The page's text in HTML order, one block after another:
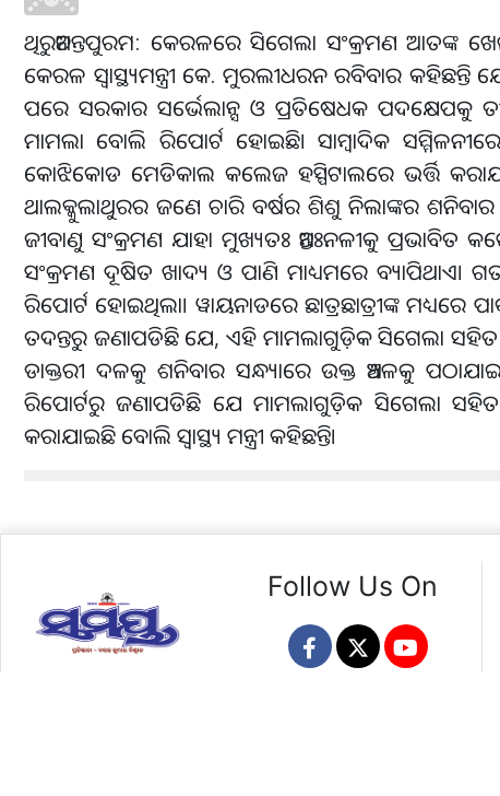
ଥିରୁଅନନ୍ତପୁରମ: କେରଳରେ ସିଗେଲା ସଂକ୍ରମଣ ଆତଙ୍କ
କେରଳ ସ୍ୱାସ୍ଥ୍ୟମନ୍ତ୍ରୀ କେ. ମୁରଲୀଧରନ ରବିବାର
ପରେ ସରକାର ସର୍ଭେଲାନ୍ସ ଓ ପ୍ରତିଷେଧକ ପଦକ୍ଷେପକୁ
ମାମଲା ବୋଲି ରିପୋର୍ଟ ହୋଇଛି। ସାମ୍ବାଦିକ
କୋଝିକୋଡ ମେଡିକାଲ କଲେଜ ହସ୍ପିଟାଲରେ ଭର୍ତ୍ତି
ଥାଲକ୍କୁଲାଥୁରର ଜଣେ ଚାରି ବର୍ଷର ଶିଶୁ ନିଲାଙ୍କର
ଜୀବାଣୁ ସଂକ୍ରମଣ ଯାହା ମୁଖ୍ୟତଃ ଅନ୍ତଃନଳୀକୁ
ସଂକ୍ରମଣ ଦୂଷିତ ଖାଦ୍ୟ ଓ ପାଣି ମାଧ୍ୟମରେ ବ୍ୟାପିଥାଏ।
ରିପୋର୍ଟ ହୋଇଥିଲା। ୱାୟନାଡରେ ଛାତ୍ରଛାତ୍ରୀଙ୍କ ମଧ୍ୟରେ
ତଦନ୍ତରୁ ଜଣାପଡିଛି ଯେ, ଏହି ମାମଲାଗୁଡ଼ିକ ସିଗେଲା
ଡାକ୍ତରୀ ଦଳକୁ ଶନିବାର ସନ୍ଧ୍ୟାରେ ଉକ୍ତ ଅଞ୍ଚଳକୁ
ରିପୋର୍ଟରୁ ଜଣାପଡିଛି ଯେ ମାମଲାଗୁଡ଼ିକ ସିଗେଲା ସହିତ
କରାଯାଇଛି ବୋଲି ସ୍ବାସ୍ଥ୍ୟ ମନ୍ତ୍ରୀ କହିଛନ୍ତି।
Follow Us On